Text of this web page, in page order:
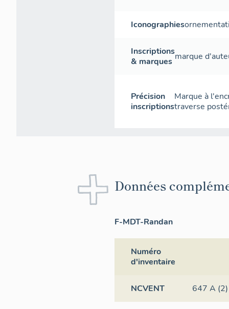
Iconographies
Inscriptions
& marques marque
Précision
inscriptions
Marque à
traverse
Données
F-MDT-Randan
Numéro
d'inventaire
NCVENT 647 A